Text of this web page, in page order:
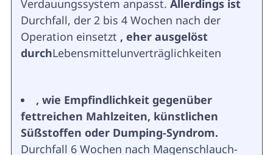
Verdauungssystem anpasst. Allerdings ist
Durchfall, der 2 bis 4 Wochen nach der
Operation einsetzt , eher ausgelöst
durchLebensmittelunverträglichkeiten
, wie Empfindlichkeit gegenüber
fettreichen Mahlzeiten, künstlichen
Süßstoffen oder Dumping-Syndrom.
Durchfall 6 Wochen nach Magenschlauch-